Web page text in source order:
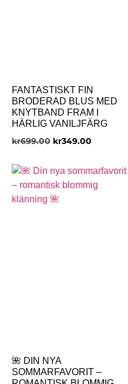
FANTASTISKT FIN
BRODERAD BLUS MED
KNYTBAND FRAM I
HÄRLIG VANILJFÄRG
kr699.00 kr349.00
🌺 DIN NYA
SOMMARFAVORIT –